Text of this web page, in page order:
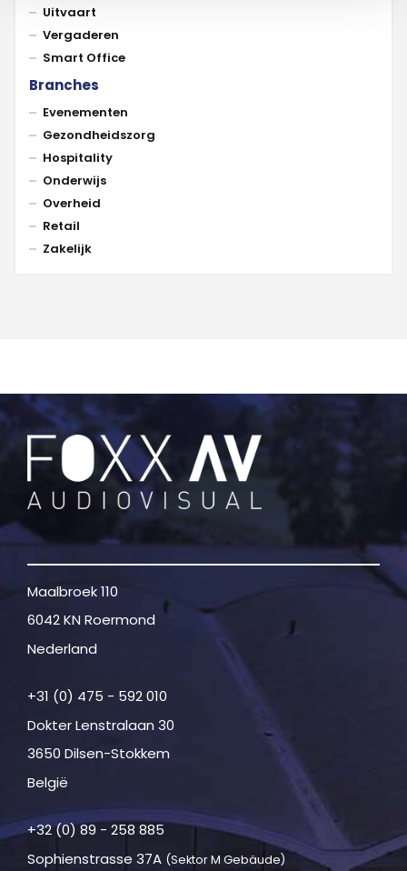
Uitvaart
Vergaderen
Smart Office
Branches
Evenementen
Gezondheidszorg
Hospitality
Onderwijs
Overheid
Retail
Zakelijk
Maalbroek 110
6042 KN Roermond
Nederland
+31 (0) 475 - 592 010
Dokter Lenstralaan 30
3650 Dilsen-Stokkem
België
+32 (0) 89 - 258 885
Sophienstrasse 37A (Sektor M Gebäude)